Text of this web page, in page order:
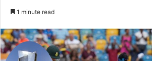
1 minute read